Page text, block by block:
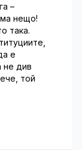
–
нещо!
така.
е
не див
той